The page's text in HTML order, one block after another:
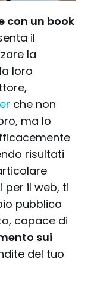
con un book
il
la
loro
che non
ma lo
risultati
per il web, ti
pubblico
capace di
sui
del tuo